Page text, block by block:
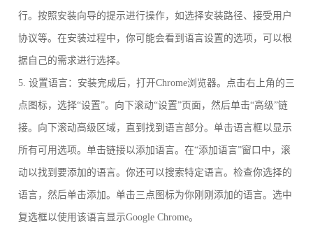
行。按照安装向导的提示进行操作，如选择安装路径、接受用户
协议等。在安装过程中，你可能会看到语言设置的选项，可以根
据自己的需求进行选择。
5. 设置语言：安装完成后，打开Chrome浏览器。点击右上角的三
点图标，选择“设置”。向下滚动“设置”页面，然后单击“高级”链
接。向下滚动高级区域，直到找到语言部分。单击语言框以显示
所有可用选项。单击链接以添加语言。在“添加语言”窗口中，滚
动以找到要添加的语言。你还可以搜索特定语言。检查你选择的
语言，然后单击添加。单击三点图标为你刚刚添加的语言。选中
复选框以使用该语言显示Google Chrome。